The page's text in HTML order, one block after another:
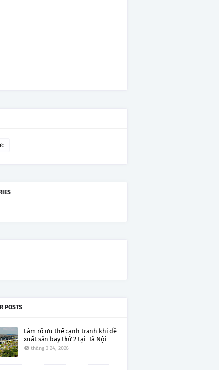
POSTS
Làm rõ ưu thế cạnh tranh khi đề
xuất sân bay thứ 2 tại Hà Nội
tháng 3 24, 2026